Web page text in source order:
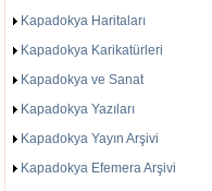
Kapadokya Haritaları
Kapadokya Karikatürleri
Kapadokya ve Sanat
Kapadokya Yazıları
Kapadokya Yayın Arşivi
Kapadokya Efemera Arşivi